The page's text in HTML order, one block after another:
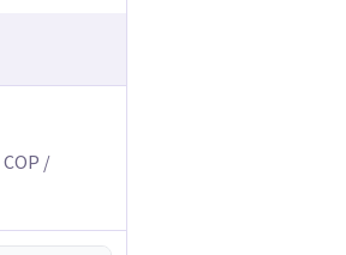
COP /